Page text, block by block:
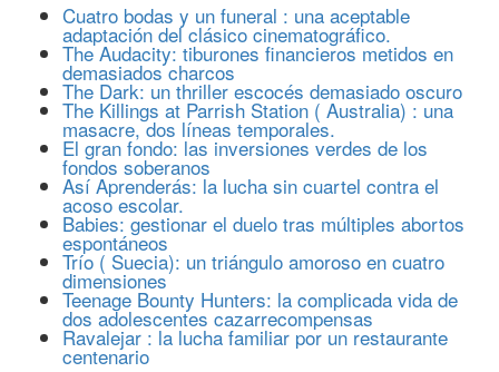
Cuatro bodas y un funeral : una aceptable
adaptación del clásico cinematográfico.
The Audacity: tiburones financieros metidos en
demasiados charcos
The Dark: un thriller escocés demasiado oscuro
The Killings at Parrish Station ( Australia) : una
masacre, dos líneas temporales.
El gran fondo: las inversiones verdes de los
fondos soberanos
Así Aprenderás: la lucha sin cuartel contra el
acoso escolar.
Babies: gestionar el duelo tras múltiples abortos
espontáneos
Trío ( Suecia): un triángulo amoroso en cuatro
dimensiones
Teenage Bounty Hunters: la complicada vida de
dos adolescentes cazarrecompensas
Ravalejar : la lucha familiar por un restaurante
centenario